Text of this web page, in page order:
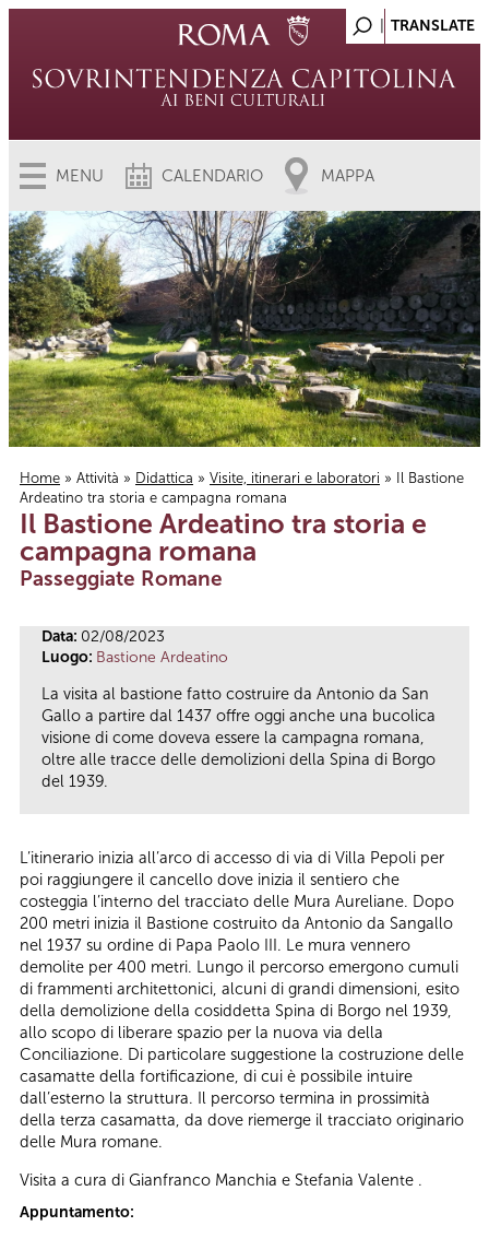
MENU CALENDARIO MAPPA
Tu sei qui
Home » Attività » Didattica » Visite, itinerari e laboratori » Il Bastione
Ardeatino tra storia e campagna romana
Il Bastione Ardeatino tra storia e
campagna romana
Passeggiate Romane
Data: 02/08/2023
Luogo: Bastione Ardeatino
La visita al bastione fatto costruire da Antonio da San
Gallo a partire dal 1437 offre oggi anche una bucolica
visione di come doveva essere la campagna romana,
oltre alle tracce delle demolizioni della Spina di Borgo
del 1939.
L’itinerario inizia all’arco di accesso di via di Villa Pepoli per
poi raggiungere il cancello dove inizia il sentiero che
costeggia l’interno del tracciato delle Mura Aureliane. Dopo
200 metri inizia il Bastione costruito da Antonio da Sangallo
nel 1937 su ordine di Papa Paolo III. Le mura vennero
demolite per 400 metri. Lungo il percorso emergono cumuli
di frammenti architettonici, alcuni di grandi dimensioni, esito
della demolizione della cosiddetta Spina di Borgo nel 1939,
allo scopo di liberare spazio per la nuova via della
Conciliazione. Di particolare suggestione la costruzione delle
casamatte della fortificazione, di cui è possibile intuire
dall’esterno la struttura. Il percorso termina in prossimità
della terza casamatta, da dove riemerge il tracciato originario
delle Mura romane.
Visita a cura di Gianfranco Manchia e Stefania Valente .
Appuntamento: